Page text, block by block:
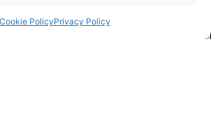
Cookie PolicyPrivacy Policy